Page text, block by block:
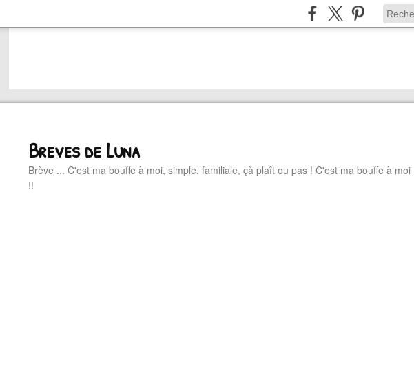
Breves de Luna
Brève ... C'est ma bouffe à moi, simple, familiale, çà plaît ou pas ! C'est ma bouffe à moi
!!